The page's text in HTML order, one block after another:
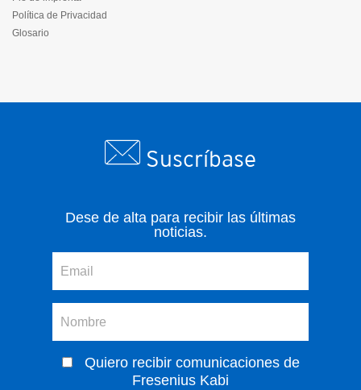
Política de Privacidad
Glosario
Suscríbase
Dese de alta para recibir las últimas
noticias.
Quiero recibir comunicaciones de
Fresenius Kabi